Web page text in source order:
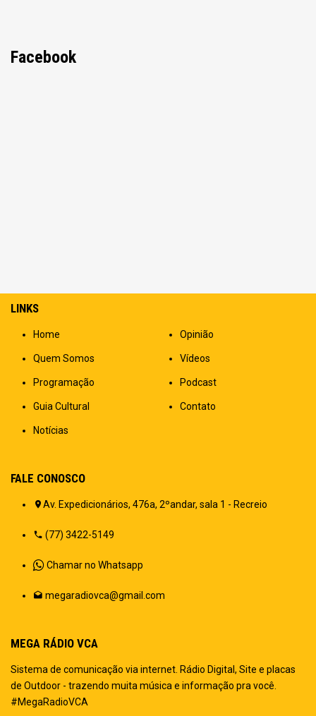
Facebook
LINKS
Home
Quem Somos
Programação
Guia Cultural
Notícias
Opinião
Vídeos
Podcast
Contato
FALE CONOSCO
Av. Expedicionários, 476a, 2ºandar, sala 1 - Recreio
(77) 3422-5149
Chamar no Whatsapp
megaradiovca@gmail.com
MEGA RÁDIO VCA
Sistema de comunicação via internet. Rádio Digital, Site e placas
de Outdoor - trazendo muita música e informação pra você.
#MegaRadioVCA